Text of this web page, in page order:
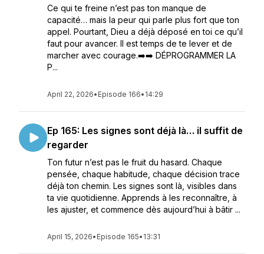
Ce qui te freine n’est pas ton manque de
capacité… mais la peur qui parle plus fort que ton
appel. Pourtant, Dieu a déjà déposé en toi ce qu’il
faut pour avancer. Il est temps de te lever et de
marcher avec courage.➡️➡️ DÉPROGRAMMER LA
P...
April 22, 2026• Episode 166• 14:29
Ep 165: Les signes sont déjà là… il suffit de
regarder
Ton futur n’est pas le fruit du hasard. Chaque
pensée, chaque habitude, chaque décision trace
déjà ton chemin. Les signes sont là, visibles dans
ta vie quotidienne. Apprends à les reconnaître, à
les ajuster, et commence dès aujourd’hui à bâtir ...
April 15, 2026• Episode 165• 13:31